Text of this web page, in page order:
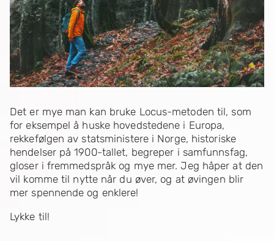
Det er mye man kan bruke Locus-metoden til, som
for eksempel å huske hovedstedene i Europa,
rekkefølgen av statsministere i Norge, historiske
hendelser på 1900-tallet, begreper i samfunnsfag,
gloser i fremmedspråk og mye mer. Jeg håper at den
vil komme til nytte når du øver, og at øvingen blir
mer spennende og enklere!
Lykke til!